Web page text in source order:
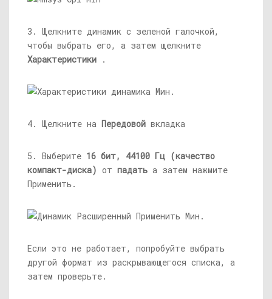
3. Щелкните динамик с зеленой галочкой,
чтобы выбрать его, а затем щелкните
Характеристики .
4. Щелкните на Передовой вкладка
5. Выберите 16 бит, 44100 Гц (качество
компакт-диска) от падать а затем нажмите
Применить.
Если это не работает, попробуйте выбрать
другой формат из раскрывающегося списка, а
затем проверьте.